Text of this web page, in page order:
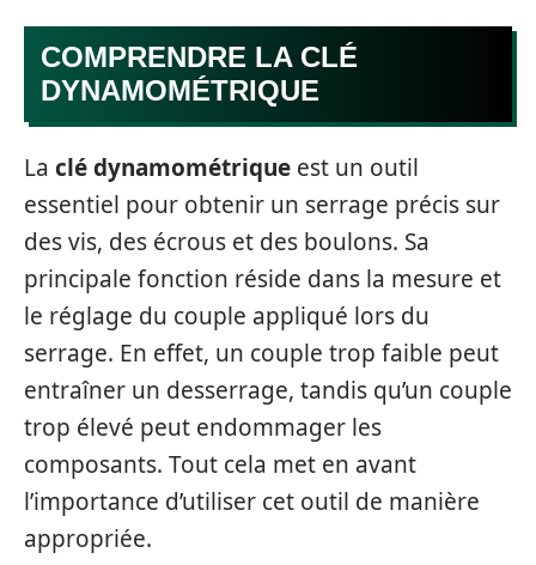
COMPRENDRE LA CLÉ
DYNAMOMÉTRIQUE
La clé dynamométrique est un outil
essentiel pour obtenir un serrage précis sur
des vis, des écrous et des boulons. Sa
principale fonction réside dans la mesure et
le réglage du couple appliqué lors du
serrage. En effet, un couple trop faible peut
entraîner un desserrage, tandis qu’un couple
trop élevé peut endommager les
composants. Tout cela met en avant
l’importance d’utiliser cet outil de manière
appropriée.